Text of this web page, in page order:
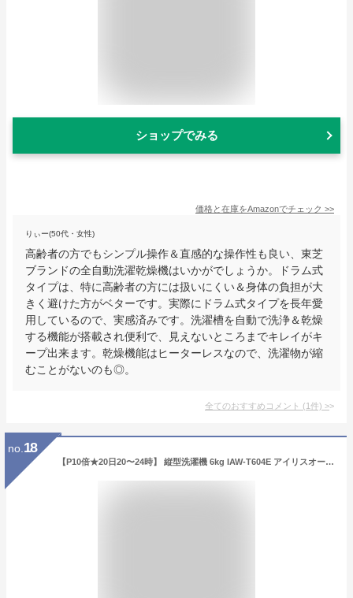
ショップでみる
価格と在庫をAmazonでチェック >>
りぃー(50代・女性)
高齢者の方でもシンプル操作＆直感的な操作性も良い、東芝
ブランドの全自動洗濯乾燥機はいかがでしょうか。ドラム式
タイプは、特に高齢者の方には扱いにくい＆身体の負担が大
きく避けた方がベターです。実際にドラム式タイプを長年愛
用しているので、実感済みです。洗濯槽を自動で洗浄＆乾燥
する機能が搭載され便利で、見えないところまでキレイがキ
ープ出来ます。乾燥機能はヒーターレスなので、洗濯物が縮
むことがないのも◎。
全てのおすすめコメント (1件) >
no. 18
【P10倍★20日20〜24時】 縦型洗濯機 6kg IAW-T604E アイリスオーヤマ 全自動洗濯機 ステンレス槽 一人暮らし コンパクト 縦型洗濯機 小型洗濯機 予約機能風乾燥 簡易乾燥 槽洗浄 チャイルドロック 引越し 単身赴任 新生活 おしゃれ ホワイト 白 節水 省エネ 節電